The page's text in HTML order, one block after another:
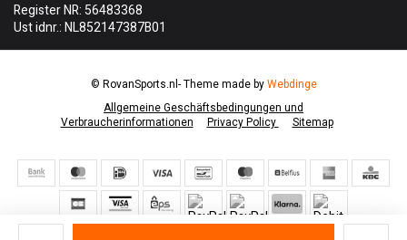
Register NR: 56483368
Ust idnr.: NL852147387B01
Allgemeine Geschäftsbedingungen und
Verbraucherinformationen
Privacy Policy Sitemap
© RovanSports.nl- Theme made byWebdinge